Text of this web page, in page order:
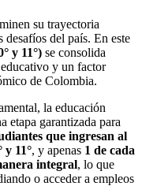
su trayectoria
desafíos del país. En este
y 11°) se consolida
y un factor
de Colombia.
la educación
etapa garantizada para
que ingresan al
y 11°, y apenas 1 de cada
integral, lo que
o acceder a empleos